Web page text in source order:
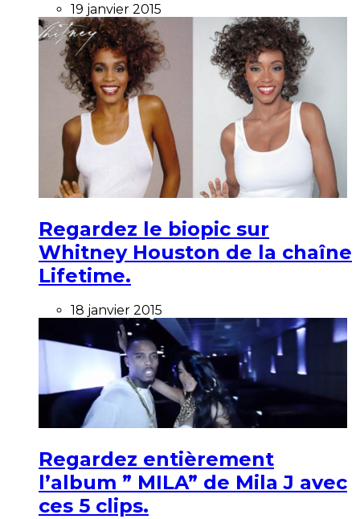
19 janvier 2015
Regardez le biopic sur
Whitney Houston de la chaîne
Lifetime.
18 janvier 2015
Regardez entièrement
l’album ” MILA” de Mila J avec
ces 5 clips.